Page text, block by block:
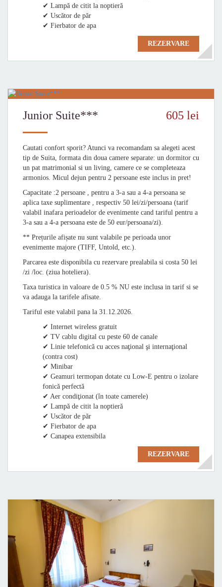
✔ Lampă de citit la noptieră
✔ Uscător de păr
✔ Fierbator de apa
REZERVARE
Junior Suite*** 605 lei
Cautati confort sporit? Atunci va recomandam sa alegeti acest
tip de Suita, formata din doua camere separate: un dormitor cu
un pat matrimonial si un living, camere ce se completeaza
armonios. Micul dejun pentru 2 persoane este inclus in pret!
Capacitate :2 persoane , pentru a 3-a sau a 4-a persoana se
aplica taxe suplimentare , respectiv 50 lei/zi/persoana (tarif
valabil inafara perioadelor de evenimente cand tariful pentru a
3-a sau a 4-a persoana este de 50 eur/persoana/zi).
** Prețurile afișate nu sunt valabile pe perioada unor
evenimente majore (TIFF, Untold, etc.).
Parcarea este disponibila cu rezervare prealabila si costa 50 lei
/zi /loc. (ziua hoteliera).
Taxa turistica in valoare de 0.5 % NU este inclusa in tarif si se
va adauga la tarifele afisate.
Tariful este valabil pana la 31.12.2026.
✔ Internet wireless gratuit
✔ TV cablu digital cu peste 60 de canale
✔ Linie telefonică cu acces naţional şi internaţional
(contra cost)
✔ Minibar
✔ Geamuri termopan dotate cu Low-E pentru o izolare
fonică perfectă
✔ Aer condiţionat (în toate camerele)
✔ Lampă de citit la noptieră
✔ Uscător de păr
✔ Fierbator de apa
✔ Canapea extensibila
REZERVARE